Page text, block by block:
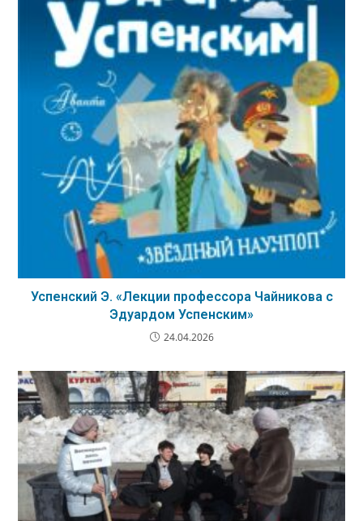
Успенский Э. «Лекции профессора Чайникова с
Эдуардом Успенским»
24.04.2026